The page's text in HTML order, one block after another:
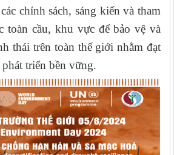
chính sách, sáng kiến và tham
toàn cầu, khu vực để bảo vệ và
thái trên toàn thế giới nhằm đạt
triển bền vững.